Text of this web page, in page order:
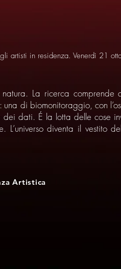
artisti in residenza. Venerdì 21
La ricerca comprende
di biomonitoraggio, con
dati. É la lotta delle cose
L’universo diventa il vestito
Artistica